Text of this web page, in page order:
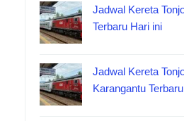
Jadwal Kereta
Terbaru Hari ini
Jadwal Kereta
Karangantu